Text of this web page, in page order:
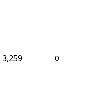
0
3,259